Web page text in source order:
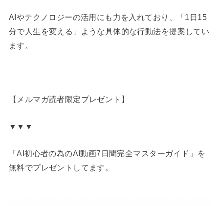
AIやテクノロジーの活用にも力を入れており、「1日15
分で人生を変える」ような具体的な行動法を提案してい
ます。
【メルマガ読者限定プレゼント】
▼▼▼
「AI初心者の為のAI動画7日間完全マスターガイド」を
無料でプレゼントしてます。